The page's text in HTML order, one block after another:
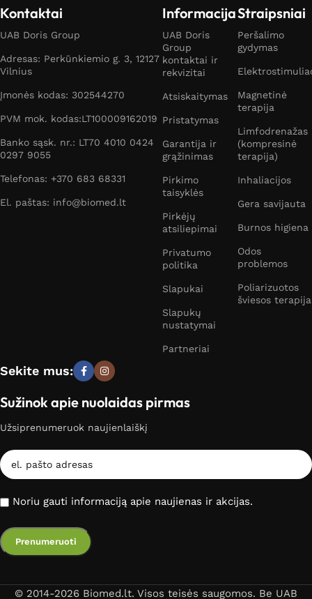
Kontaktai
UAB Doris Group
Adresas: Perkūnkiemio g. 3, 12127
Vilnius
Įmonės kodas: 302544270
PVM mok. kodas:LT100009162019
Banko sąsk. nr.: LT70 4010 0424
0297 9055
Telefonas: +370 683 68331
El. paštas: info@biomed.lt
Informacija
UAB Doris
Group
kontaktai ir
rekvizitai
Atsiskaitymas
Pristatymas
Garantija ir
grąžinimas
Pirkimo
taisyklės
Pirkėjų
atsiliepimai
Privatumo
politika
Slapukai
Slapukų
nustatymai
Partneriai
Straipsniai
Peršalimo
gydymas
Magnetinė
terapija
Limfodrenažas
(kompresinė
terapija)
Inhaliacijos
Gera savijauta
Burnos higiena
Odos
problemos
Poliarizuotos
šviesos terapija
Sekite mus:
Sužinok apie nuolaidas pirmas
Užsiprenumeruok naujienlaiškį
Noriu gauti informaciją apie naujienas ir akcijas.
© 2014-2026 Biomed.lt. Visos teisės saugomos. Be UAB